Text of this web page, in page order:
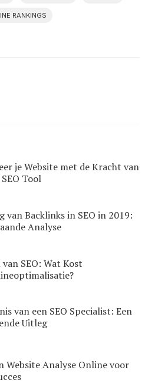
RANKINGS
je Website met de Kracht van
Tool
van Backlinks in SEO in 2019:
Analyse
SEO: Wat Kost
van een SEO Specialist: Een
Uitleg
Website Analyse Online voor